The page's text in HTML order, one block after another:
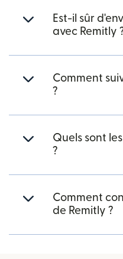
Est-il sûr
avec Remitly
Comment
?
Quels sont
?
Comment
de Remitly ?